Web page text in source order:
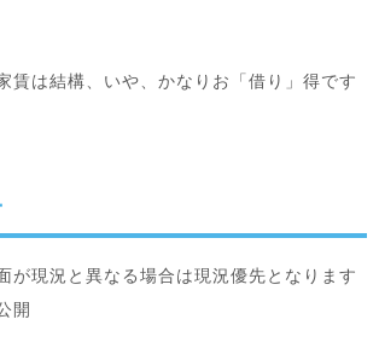
賃は結構、いや、かなりお「借り」得です
が現況と異なる場合は現況優先となります
開